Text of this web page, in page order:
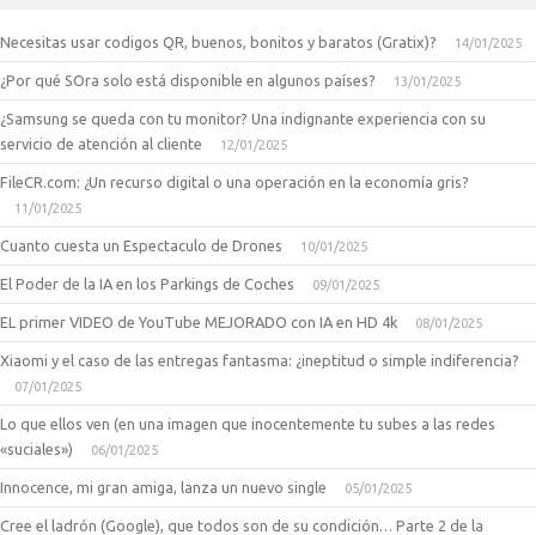
Necesitas usar codigos QR, buenos, bonitos y baratos (Gratix)? 14/01/2025
¿Por qué SOra solo está disponible en algunos países? 13/01/2025
¿Samsung se queda con tu monitor? Una indignante experiencia con su
servicio de atención al cliente
12/01/2025
FileCR.com: ¿Un recurso digital o una operación en la economía gris?
11/01/2025
Cuanto cuesta un Espectaculo de Drones 10/01/2025
El Poder de la IA en los Parkings de Coches 09/01/2025
EL primer VIDEO de YouTube MEJORADO con IA en HD 4k 08/01/2025
Xiaomi y el caso de las entregas fantasma: ¿ineptitud o simple indiferencia?
07/01/2025
Lo que ellos ven (en una imagen que inocentemente tu subes a las redes
«suciales»)
06/01/2025
Innocence, mi gran amiga, lanza un nuevo single 05/01/2025
Cree el ladrón (Google), que todos son de su condición… Parte 2 de la